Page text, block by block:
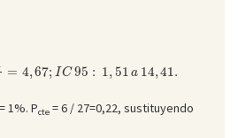
= 4,67; IC 95 : 1, 51 a 14,41.
= 1%. Pcte = 6 / 27=0,22, sustituyendo